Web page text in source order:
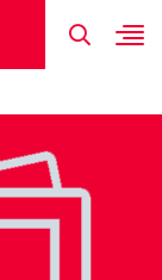
KẾT QUẢ